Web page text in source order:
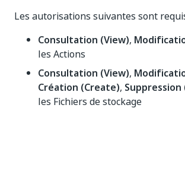
Les autorisations suivantes sont
Consultation (View),
les Actions
Consultation (View),
Création (Create),
les Fichiers de stockage